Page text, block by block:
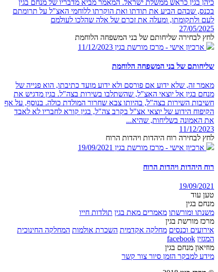
כיהן בגין כראש ממשלת ישראל. המאמר מביא מדבריו של מנחם בגין
בכנס, שבהם הביע את תודתו ואת הוקרתו ללוחמי האצ"ל על תרומתם
לעם ולתקומתו, ומעלה את זכרם של אלה שהלכו לעולמם
27/05/2025
לחץ לבחירה שליחותם של בני המשפחה הלוחמת
ארכיון אישי - מרכז מורשת בגין 11/12/2023
שליחותם של בני המשפחה הלוחמת
מאמר זה, שלא ידוע אם פורסם ולא ידוע מועד כתיבתו, הוא פנייה של
מנחם בגין אל יוצאי האצ"ל, שהשתלבו בשירות בצה"ל. בגין מדגיש את
חשיבות השירות בצה"ל, בהיותו צבא שחרור המולדת כולה. בנוסף, על אף
הקיפוח הידוע של יוצאי אצ"ל בקרב צה"ל, בגין קורא לחבריו לא לאבד
את האמונה בשליחות, שהיא...
11/12/2023
לחץ לבחירה רוח היהדות ויהדות הרוח
ארכיון אישי - מרכז מורשת בגין 19/09/2021
רוח היהדות ויהדות הרוח
19/09/2021
טען עוד
מנחם בגין
משנתו ומורשתו מאמרים מאת בגין תולדות חייו
מרכז מורשת בגין
אירועים וכנסים מחלקה אקדמית השכרת אולמות המחלקה החינוכית
המגזין facebook
מוזיאון מנחם בגין
מידע למבקר הזמן סיור צור קשר